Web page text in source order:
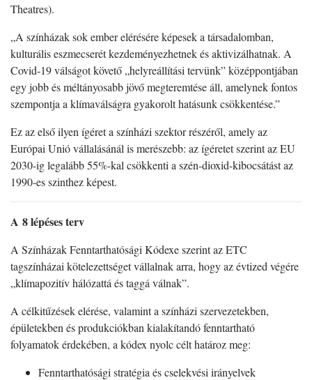
Theatres).
„A színházak sok ember elérésére képesek a társadalomban,
kulturális eszmecserét kezdeményezhetnek és aktivizálhatnak. A
Covid-19 válságot követő „helyreállítási tervünk” középpontjában
egy jobb és méltányosabb jövő megteremtése áll, amelynek fontos
szempontja a klímaválságra gyakorolt hatásunk csökkentése.”
Ez az első ilyen ígéret a színházi szektor részéről, amely az
Európai Unió vállalásánál is merészebb: az ígéretet szerint az EU
2030-ig legalább 55%-kal csökkenti a szén-dioxid-kibocsátást az
1990-es szinthez képest.
A 8 lépéses terv
A Színházak Fenntarthatósági Kódexe szerint az ETC
tagszínházai kötelezettséget vállalnak arra, hogy az évtized végére
„klímapozitív hálózattá és taggá válnak”.
A célkitűzések elérése, valamint a színházi szervezetekben,
épületekben és produkciókban kialakítandó fenntartható
folyamatok érdekében, a kódex nyolc célt határoz meg:
Fenntarthatósági stratégia és cselekvési irányelvek